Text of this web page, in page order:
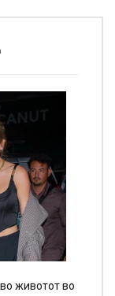
животот во